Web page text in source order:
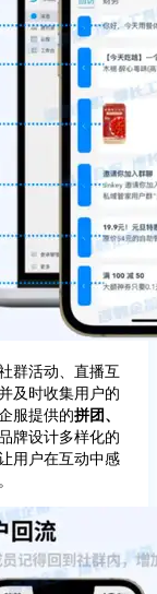
群活动、直播互
及时收集用户的
服提供的拼团、
牌设计多样化的
用户在互动中感